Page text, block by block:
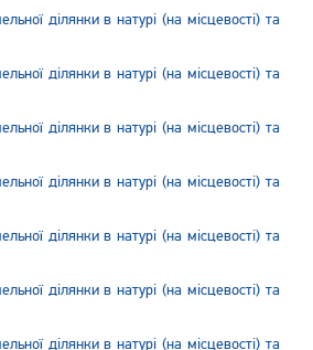
ділянки в натурі (на місцевості) та
ділянки в натурі (на місцевості) та
ділянки в натурі (на місцевості) та
ділянки в натурі (на місцевості) та
ділянки в натурі (на місцевості) та
ділянки в натурі (на місцевості) та
ділянки в натурі (на місцевості) та